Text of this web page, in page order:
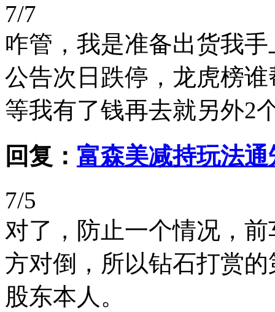
7/7
咋管，我是准备出货我
公告次日跌停，龙虎榜
等我有了钱再去就另外
回复： 富森美减持玩法通
7/5
对了，防止一个情况，
方对倒，所以钻石打赏
股东本人。